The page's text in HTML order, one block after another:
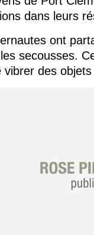
dans leurs
ont
secousses.
des